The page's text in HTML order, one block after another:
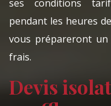
ses conditions
pendant les heures
vous prépareront un
frais.
Devis